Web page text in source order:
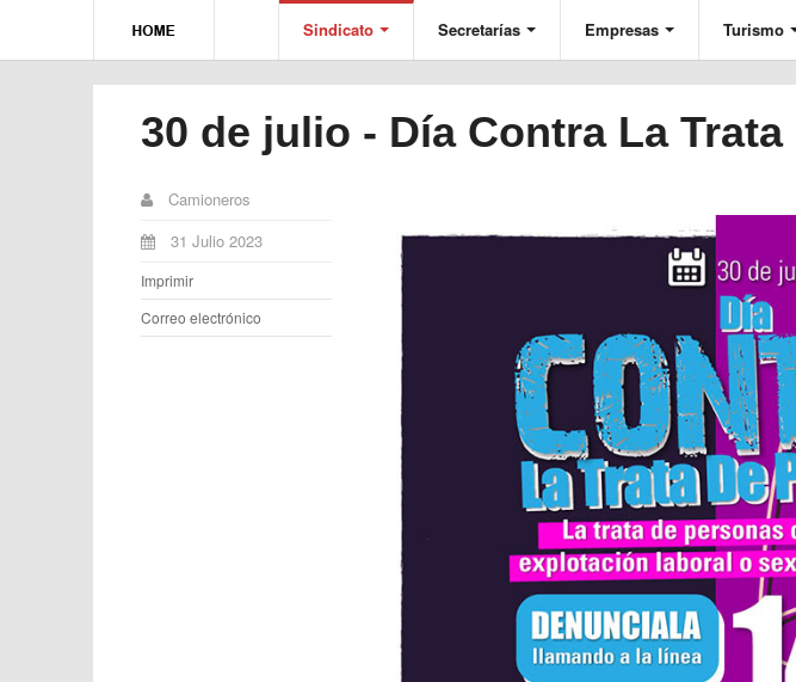
Sindicato Secretarías Empresas Turismo
30 de julio - Día Contra La
Camioneros
31 Julio 2023
Imprimir
Correo electrónico